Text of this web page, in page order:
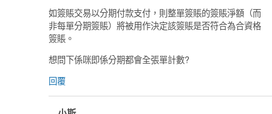
如簽賬交易以分期付款支付，則整單簽賬的簽賬淨額（而
非每單分期簽賬）將被用作決定該簽賬是否符合為合資格
簽賬。
想問下係咪即係分期都會全張單計數?
回覆